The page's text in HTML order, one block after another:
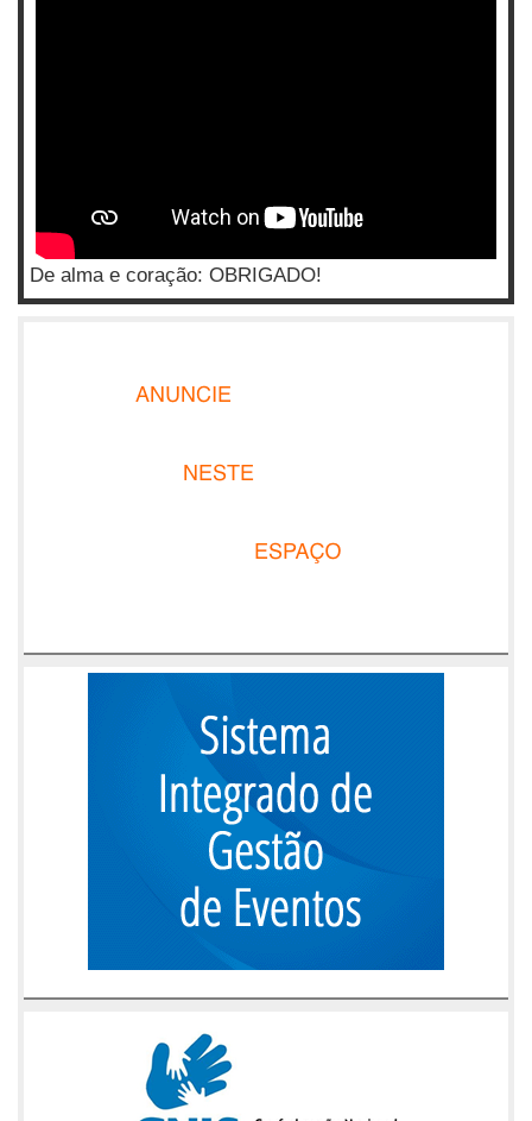
De alma e coração: OBRIGADO!